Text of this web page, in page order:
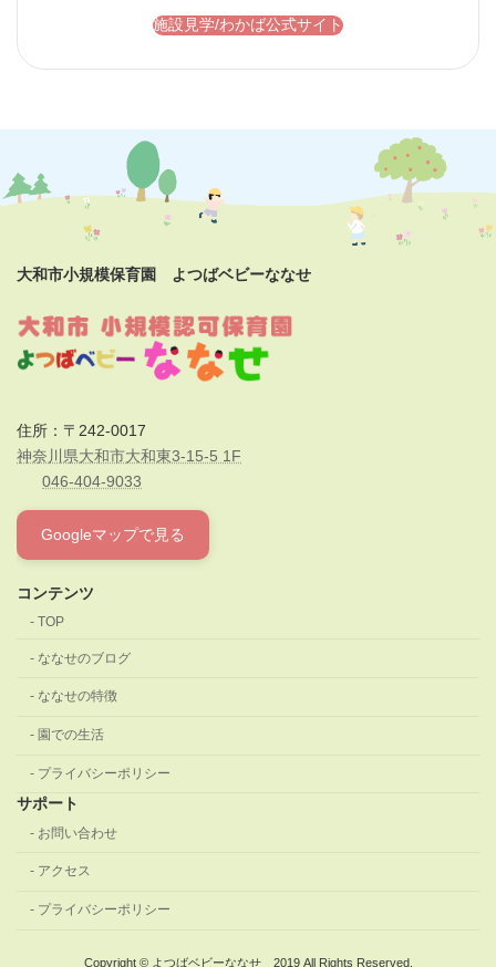
施設見学/わかば公式サイト
大和市小規模保育園 よつばベビーななせ
住所：〒242-0017
神奈川県大和市大和東3-15-5 1F
046-404-9033
Googleマップで見る
コンテンツ
TOP
ななせのブログ
ななせの特徴
園での生活
プライバシーポリシー
サポート
お問い合わせ
アクセス
プライバシーポリシー
Copyright © よつばベビーななせ 2019 All Rights Reserved.